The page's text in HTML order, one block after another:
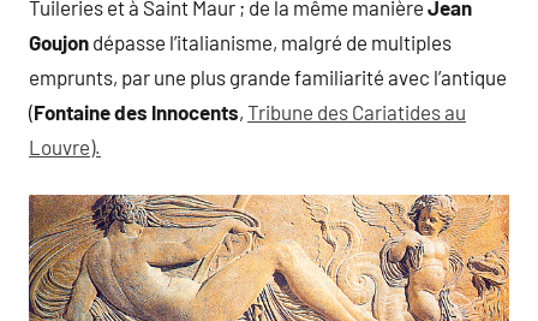
Tuileries et à Saint Maur ; de la même manière Jean
Goujon dépasse l’italianisme, malgré de multiples
emprunts, par une plus grande familiarité avec l’antique
(Fontaine des Innocents, Tribune des Cariatides au
Louvre).